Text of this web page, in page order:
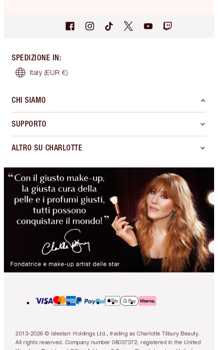
SPEDIZIONE IN:
Italy (EUR €)
CHI SIAMO
SUPPORTO
ALTRO SU CHARLOTTE
2013-2026 © Islestarr Holdings Ltd., trading as Charlotte Tilbury Beauty.
All rights reserved. Company number 08037372, registered in the United